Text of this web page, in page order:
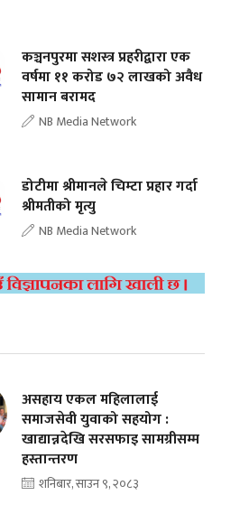
कञ्चनपुरमा सशस्त्र प्रहरीद्वारा एक
वर्षमा ११ करोड ७२ लाखको अवैध
सामान बरामद
NB Media Network
डोटीमा श्रीमानले चिम्टा प्रहार गर्दा
श्रीमतीको मृत्यु
NB Media Network
असहाय एकल महिलालाई
समाजसेवी युवाको सहयोग :
खाद्यान्नदेखि सरसफाइ सामग्रीसम्म
हस्तान्तरण
शनिबार, साउन ९, २०८३